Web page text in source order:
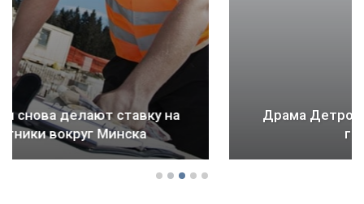
Драма Детройта: как ломается будущее
городов и стран